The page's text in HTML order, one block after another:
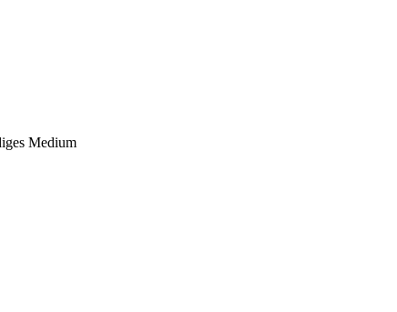
Medium